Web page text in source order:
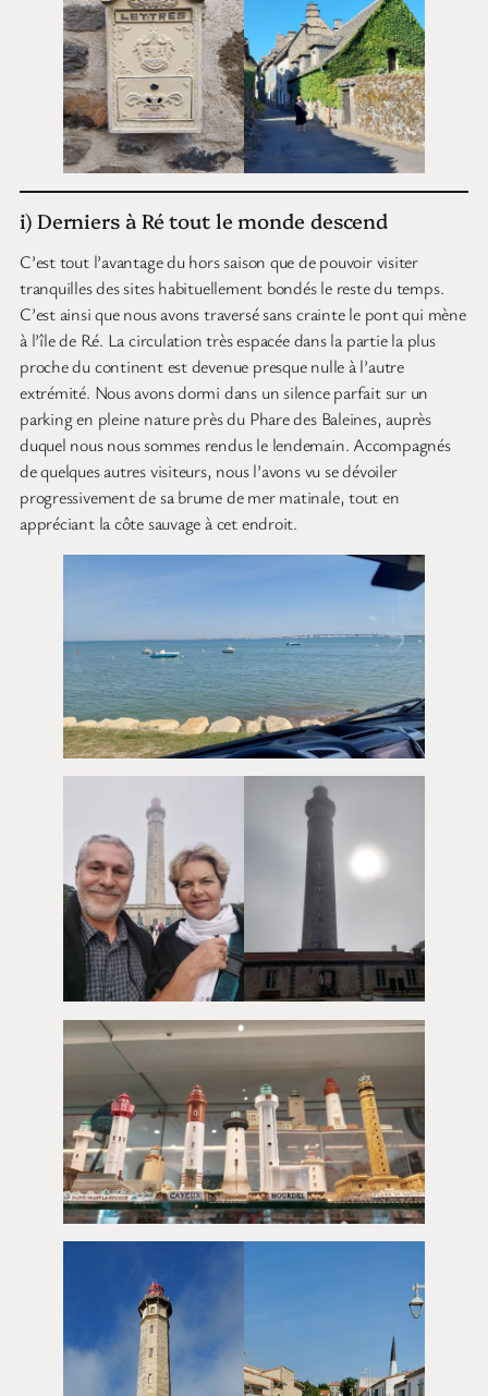
i) Derniers à Ré tout le monde descend
C’est tout l’avantage du hors saison que de pouvoir visiter
tranquilles des sites habituellement bondés le reste du temps.
C’est ainsi que nous avons traversé sans crainte le pont qui mène
à l’île de Ré. La circulation très espacée dans la partie la plus
proche du continent est devenue presque nulle à l’autre
extrémité. Nous avons dormi dans un silence parfait sur un
parking en pleine nature près du Phare des Baleines, auprès
duquel nous nous sommes rendus le lendemain. Accompagnés
de quelques autres visiteurs, nous l’avons vu se dévoiler
progressivement de sa brume de mer matinale, tout en
appréciant la côte sauvage à cet endroit.